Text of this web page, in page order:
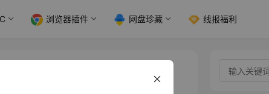
浏览器插件 网盘珍藏 线报福利